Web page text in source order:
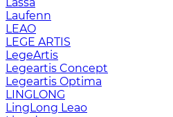
Laufenn
LEAO
LEGE ARTIS
LegeArtis
Legeartis Concept
Legeartis Optima
LINGLONG
LingLong Leao